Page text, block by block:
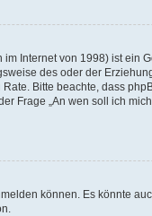
Internet von 1998) ist ein
des oder der
Bitte beachte, dass
Frage „An wen soll ich
können. Es könnte